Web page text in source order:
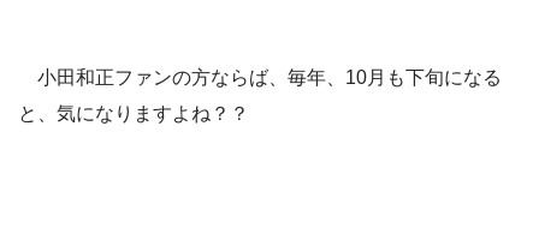
小田和正ファンの方ならば、毎年、10月も下旬になる
と、気になりますよね？？